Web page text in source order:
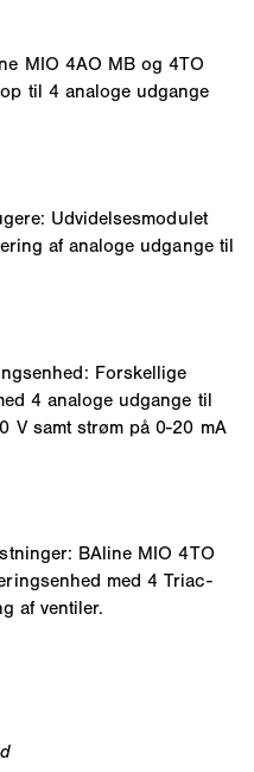
MIO 4AO MB og 4TO
til 4 analoge udgange
Udvidelsesmodulet
af analoge udgange til
Forskellige
4 analoge udgange til
V samt strøm på 0-20 mA
BAline MIO 4TO
med 4 Triac-
af ventiler.